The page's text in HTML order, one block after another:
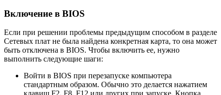
Включение в BIOS
Если при решении проблемы предыдущим способом в разделе
Сетевых плат не была найдена конкретная карта, то она может
быть отключена в BIOS. Чтобы включить ее, нужно
выполнить следующие шаги:
Войти в BIOS при перезапуске компьютера
стандартным образом. Обычно это делается нажатием